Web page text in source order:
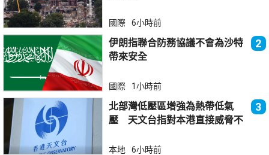
國際 6小時前
伊朗指聯合防務協議不會為沙特
帶來安全
2
國際 1小時前
北部灣低壓區增強為熱帶低氣
壓 天文台指對本港直接威脅不
3
本地 6小時前